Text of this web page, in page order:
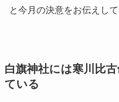
と今月の決意をお伝えして
白旗神社には寒川比
ている